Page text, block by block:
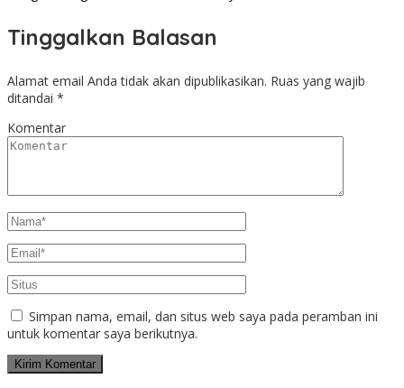
Tinggalkan Balasan
Alamat email Anda tidak akan dipublikasikan. Ruas yang wajib
ditandai *
Komentar
Simpan nama, email, dan situs web saya pada peramban ini
untuk komentar saya berikutnya.